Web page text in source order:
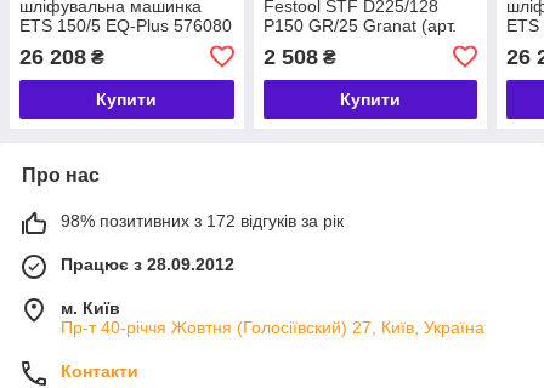
шліфувальна машинка
ETS 150/5 EQ-Plus 576080
26 208 ₴
Купити
Festool STF D225/128
P150 GR/25 Granat (арт.
2 508₴
Купити
26
Про нас
98% позитивних з 172 відгуків за рік
Працює з 28.09.2012
м. Київ
Пр-т 40-річчя Жовтня (Голосіївский) 27, Київ, Україна
Контакти